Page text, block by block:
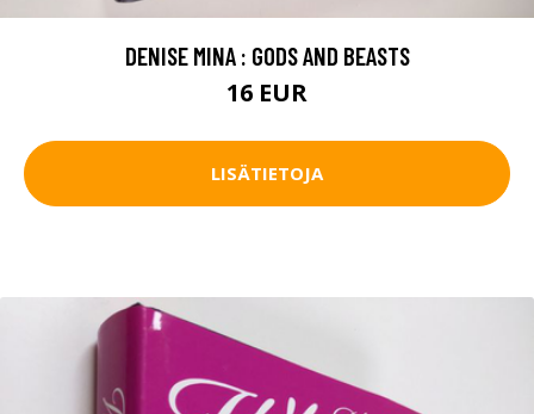
DENISE MINA : GODS AND BEASTS
16 EUR
LISÄTIETOJA